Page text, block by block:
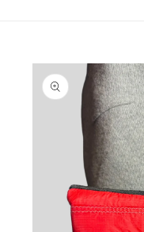
tuotetietoihin